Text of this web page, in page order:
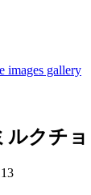
images gallery
クチ